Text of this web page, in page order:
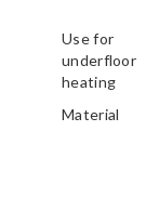
Use for
underfloor
heating
Material